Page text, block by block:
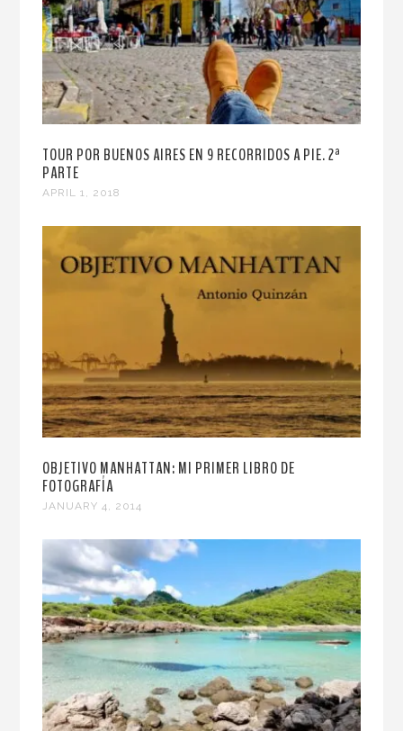
TOUR POR BUENOS AIRES EN 9 RECORRIDOS A PIE. 2ª
PARTE
APRIL 1, 2018
OBJETIVO MANHATTAN: MI PRIMER LIBRO DE
FOTOGRAFÍA
JANUARY 4, 2014